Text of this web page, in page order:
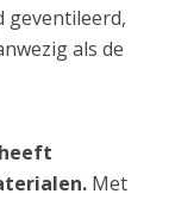
geventileerd,
als de
Met